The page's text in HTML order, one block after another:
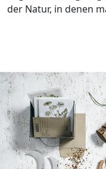
der Natur, in denen